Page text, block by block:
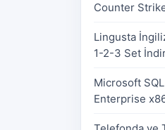
Counter
Lingusta
1-2-3 Set
Microsoft
Enterprise